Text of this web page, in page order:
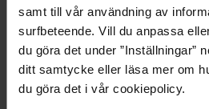
samt till vår användning av
surfbeteende. Vill du anpassa
du göra det under ”Inställningar”
ditt samtycke eller läsa mer om
du göra det i vår cookiepolicy.
Maxikjole fra BUBBLEROOM.
- Stretchy kvalitet.
- Smal passform.
- Firkantet hals.
- Splitt på enden av ermene.